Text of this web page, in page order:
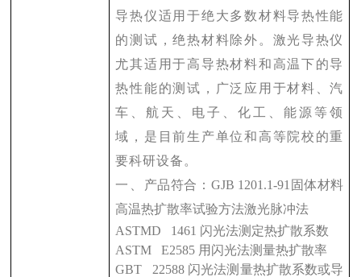
导热仪适用于绝大多数材料导热性能
的测试，绝热材料除外。激光导热仪
尤其适用于高导热材料和高温下的导
热性能的测试，广泛应用于材料、汽
车、航天、电子、化工、能源等领
域，是目前生产单位和高等院校的重
要科研设备。
一、 产品符合： GJB 1201.1-91 固体材料
高温热扩散率试验方法激光脉冲法
ASTMD 1461 闪光法测定热扩散系数
ASTM E2585 用闪光法测量热扩散率
GBT 22588 闪光法测量热扩散系数或导